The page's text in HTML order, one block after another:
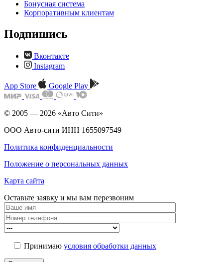
Бонусная система
Корпоративным клиентам
Подпишись
Вконтакте
Instagram
App Store Google Play
© 2005 — 2026 «Авто Сити»
ООО Авто-сити ИНН 1655097549
Политика конфиденциальности
Положение о персональных данных
Карта сайта
Оставьте заявку и мы вам перезвоним
Принимаю условия обработки данных